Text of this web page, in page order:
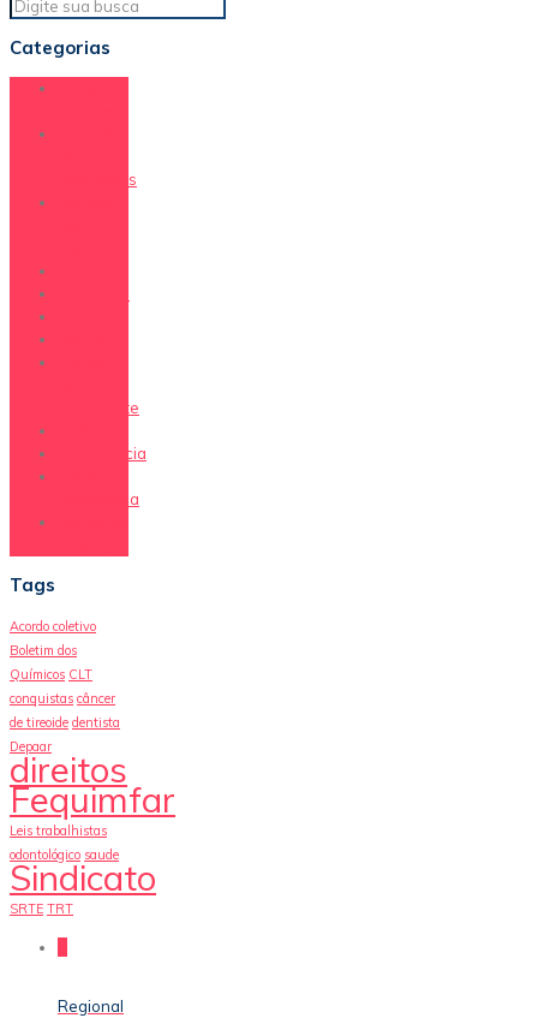
Categorias
Atividades
Presidente
Previdência
Segurança
Tags
Acordo coletivo
Boletim dos
Químicos CLT
conquistas câncer
de tireoide dentista
Depaar
direitos
Fequimfar
Leis trabalhistas
odontológico saude
Sindicato
SRTE TRT
Regional